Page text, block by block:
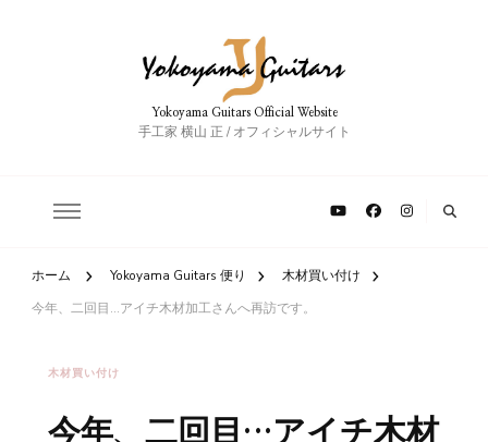
Yokoyama Guitars Official Website
手工家 横山 正 / オフィシャルサイト
ホーム Yokoyama Guitars 便り
木材買い付け
今年、二回目…アイチ木材加工さんへ再訪です。
木材買い付け
今年、二回目…アイチ木材